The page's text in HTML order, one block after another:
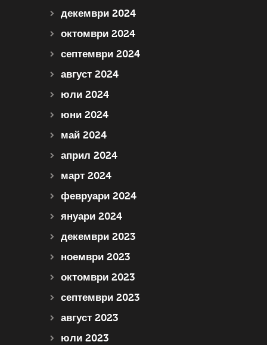
декември 2024
октомври 2024
септември 2024
август 2024
юли 2024
юни 2024
май 2024
април 2024
март 2024
февруари 2024
януари 2024
декември 2023
ноември 2023
октомври 2023
септември 2023
август 2023
юли 2023